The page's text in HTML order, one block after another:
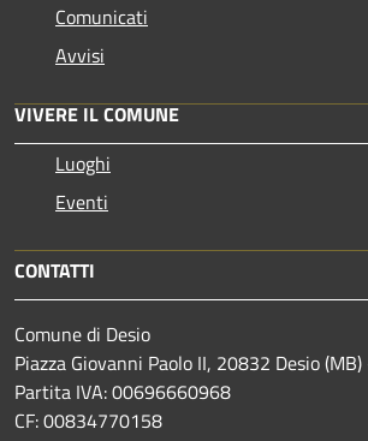
Comunicati
Avvisi
VIVERE IL COMUNE
Luoghi
Eventi
CONTATTI
Comune di Desio
Piazza Giovanni Paolo II, 20832 Desio
Partita IVA: 00696660968
CF: 00834770158